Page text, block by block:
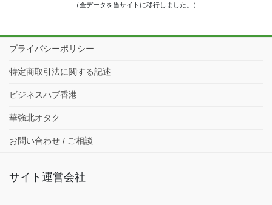
（全データを当サイトに移行しました。）
プライバシーポリシー
特定商取引法に関する記述
ビジネスハブ香港
華強北オタク
お問い合わせ / ご相談
サイト運営会社